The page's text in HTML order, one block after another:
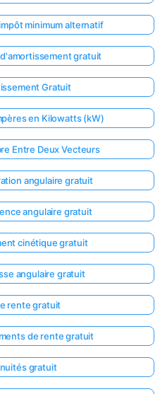
minimum alternatif
gratuit
Gratuit
en Kilowatts (kW)
Entre Deux Vecteurs
angulaire gratuit
angulaire gratuit
cinétique gratuit
angulaire gratuit
rente gratuit
de rente gratuit
gratuit